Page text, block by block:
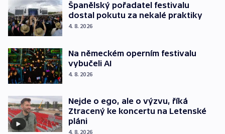
Španělský pořadatel festivalu
dostal pokutu za nekalé praktiky
4. 8. 2026
Na německém operním festivalu
vybučeli AI
4. 8. 2026
Nejde o ego, ale o výzvu, říká
Ztracený ke koncertu na Letenské
pláni
4. 8. 2026